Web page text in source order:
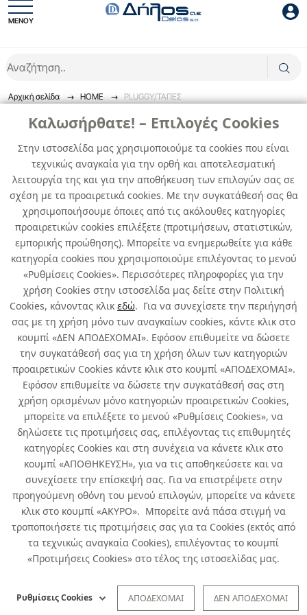
Καλωσήρθατε! – Επιλογές Cookies
Στην ιστοσελίδα μας χρησιμοποιούμε τα cookies που είναι
τεχνικώς αναγκαία για την ορθή και αποτελεσματική
λειτουργία της και για την αποθήκευση των επιλογών σας σε
σχέση με τα προαιρετικά cookies. Με την συγκατάθεσή σας θα
χρησιμοποιήσουμε όποιες από τις ακόλουθες κατηγορίες
προαιρετικών cookies επιλέξετε (προτιμήσεων, στατιστικών,
εμπορικής προώθησης). Μπορείτε να ενημερωθείτε για κάθε
κατηγορία cookies που χρησιμοποιούμε επιλέγοντας το μενού
«Ρυθμίσεις Cookies». Περισσότερες πληροφορίες για την
χρήση Cookies στην ιστοσελίδα μας δείτε στην Πολιτική
Cookies, κάνοντας κλικ εδώ. Για να συνεχίσετε την περιήγησή
σας με τη χρήση μόνο των αναγκαίων cookies, κάντε κλικ στο
κουμπί «ΔΕΝ ΑΠΟΔΕΧΟΜΑΙ». Εφόσον επιθυμείτε να δώσετε
την συγκατάθεσή σας για τη χρήση όλων των κατηγοριών
προαιρετικών Cookies κάντε κλικ στο κουμπί «ΑΠΟΔΕΧΟΜΑΙ».
Εφόσον επιθυμείτε να δώσετε την συγκατάθεσή σας στη
χρήση ορισμένων μόνο κατηγοριών προαιρετικών Cookies,
μπορείτε να επιλέξετε το μενού «Ρυθμίσεις Cookies», να
δηλώσετε τις προτιμήσεις σας, επιλέγοντας τις επιθυμητές
κατηγορίες Cookies και στη συνέχεια να κάνετε κλικ στο
κουμπί «ΑΠΟΘΗΚΕΥΣΗ», για να τις αποθηκεύσετε και να
συνεχίσετε την επίσκεψή σας. Για να επιστρέψετε στην
προηγούμενη οθόνη του μενού επιλογών, μπορείτε να κάνετε
κλικ στο κουμπί «ΑΚΥΡΟ». Μπορείτε ανά πάσα στιγμή να
τροποποιήσετε τις προτιμήσεις σας για τα Cookies (εκτός από
τα τεχνικώς αναγκαία Cookies), επιλέγοντας το κουμπί
«Προτιμήσεις Cookies» στο τέλος της ιστοσελίδας μας.
ΔΕΝ ΑΠΟΔΕΧΟΜΑΙ
ΑΠΟΔΕΧΟΜΑΙ
Ρυθμίσεις Cookies
ΜΕΝΟΥ
Είσοδος
Ξέχασες το password;
Αρχική σελίδα HOME PLUGGY/ΤΑΠΕΣ
PLUGGY/ΤΑΠΕΣ
Διακοσμητικές τάπες νιπτήρων και μπαιέρας.
0προϊόντα
Δεν βρέθηκαν προϊόντα
Σχετικά με εμάς
Χρήσιμα
Όροι χρήσης & Ασφάλεια
Developed byInfo Quest Technologies
Copyright © Δήλος 2016-2026. All rights reserved